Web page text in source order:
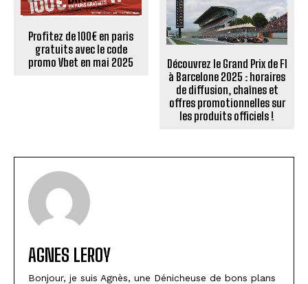
Profitez de 100€ en paris
gratuits avec le code
promo Vbet en mai 2025
Découvrez le Grand Prix de F1
à Barcelone 2025 : horaires
de diffusion, chaînes et
offres promotionnelles sur
les produits officiels !
AGNES LEROY
Bonjour, je suis Agnès, une Dénicheuse de bons plans